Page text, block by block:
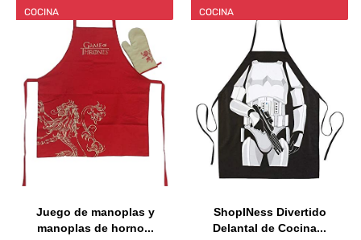
COCINA
Juego de manoplas y
manoplas de horno...
COCINA
ShopINess Divertido
Delantal de Cocina...